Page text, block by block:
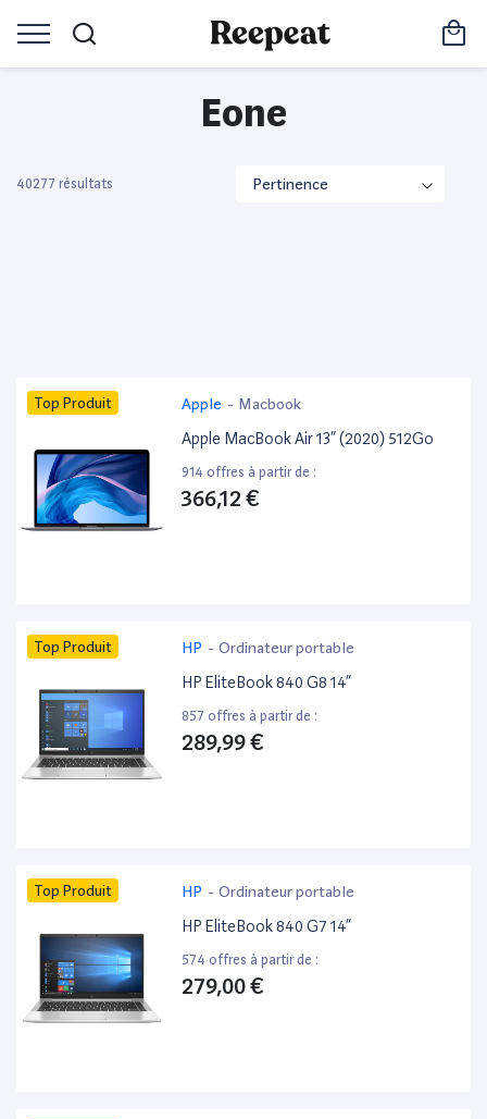
Eone
40277 résultats
Top Produit Apple - Macbook
Apple MacBook Air 13” (2020) 512Go
914 offres à partir de :
366,12 €
Top Produit HP - Ordinateur portable
HP EliteBook 840 G8 14”
857 offres à partir de :
289,99 €
Top Produit HP - Ordinateur portable
HP EliteBook 840 G7 14”
574 offres à partir de :
279,00 €